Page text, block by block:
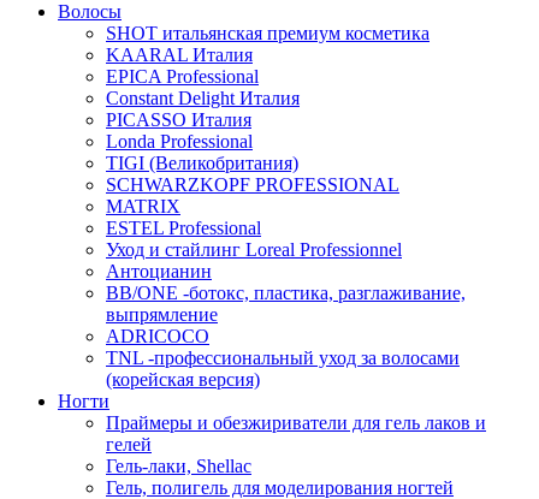
Волосы
SHOT итальянская премиум косметика
KAARAL Италия
EPICA Professional
Constant Delight Италия
PICASSO Италия
Londa Professional
TIGI (Великобритания)
SCHWARZKOPF PROFESSIONAL
MATRIX
ESTEL Professional
Уход и стайлинг Loreal Professionnel
Антоцианин
BB/ONE -ботокс, пластика, разглаживание,
выпрямление
ADRICOCO
TNL -профессиональный уход за волосами
(корейская версия)
Ногти
Праймеры и обезжириватели для гель лаков и
гелей
Гель-лаки, Shellac
Гель, полигель для моделирования ногтей